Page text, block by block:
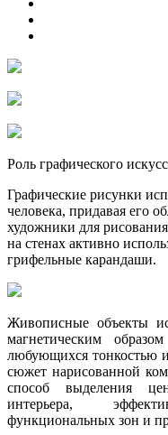
Роль графического
Графические рисунки
человека, придавая его
художники для
на стенах активно
грифельные карандаши.
Живописные объекты
магнетическим
любующихся тонкостью
сюжет нарисованной
способ выделения
интерьера,
функциональных зон и